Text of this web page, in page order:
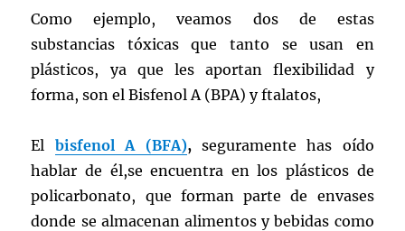
Como ejemplo, veamos dos de estas
substancias tóxicas que tanto se usan en
plásticos, ya que les aportan flexibilidad y
forma, son el Bisfenol A (BPA) y ftalatos,
El bisfenol A (BFA), seguramente has oído
hablar de él,se encuentra en los plásticos de
policarbonato, que forman parte de envases
donde se almacenan alimentos y bebidas como